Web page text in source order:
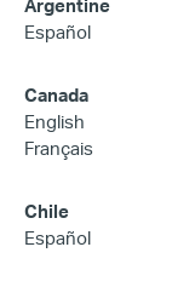
Argentine
Español
Canada
English
Français
Chile
Español